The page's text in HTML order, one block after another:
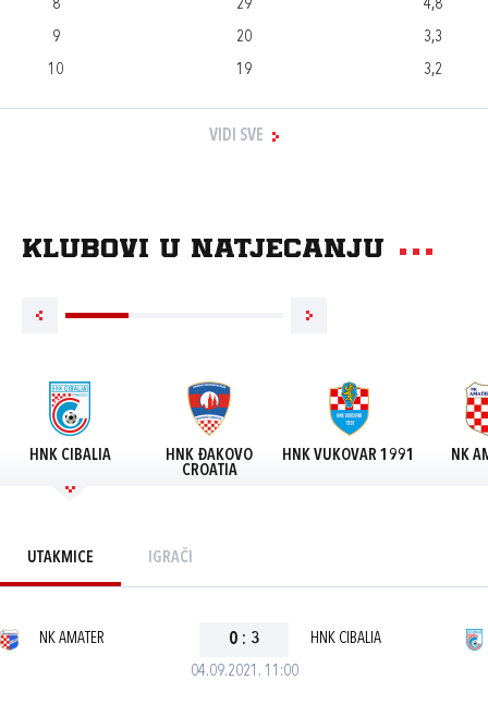
8
29
4,8
9
20
3,3
10
19 3,2
VIDI SVE
Klubovi u natjecanju
HNK CIBALIA
HNK ĐAKOVO
CROATIA
HNK VUKOVAR 1991 NK
UTAKMICE IGRAČI
04.09.2021. 11:00
NK AMATER 0 : 3 HNK CIBALIA